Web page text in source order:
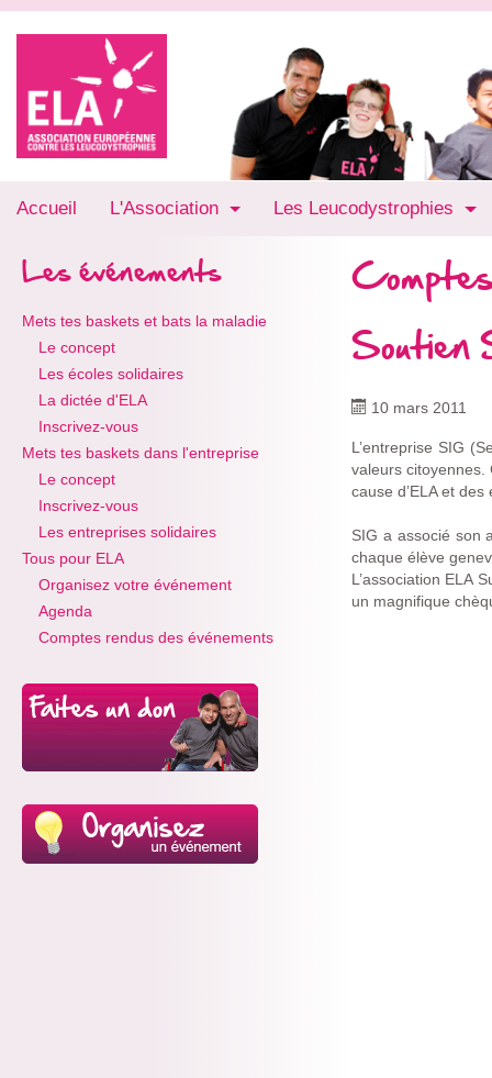
Accueil L'Association Les Leucodystrophies
Les événements
Mets tes baskets et bats la maladie
Le concept
Les écoles solidaires
La dictée d'ELA
Inscrivez-vous
Mets tes baskets dans l'entreprise
Le concept
Inscrivez-vous
Les entreprises solidaires
Tous pour ELA
Organisez votre événement
Agenda
Comptes rendus des événements
Soutien
10 mars 2011
L’entreprise SIG
valeurs citoyennes.
cause d’ELA et
SIG a associé son
chaque élève
L’association ELA
un magnifique